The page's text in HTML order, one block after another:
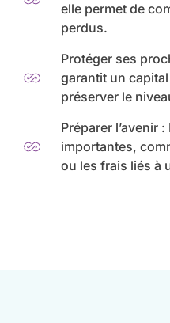
elle permet de
perdus.
Protéger ses
garantit un
préserver le
Préparer l’avenir
importantes,
ou les frais liés à